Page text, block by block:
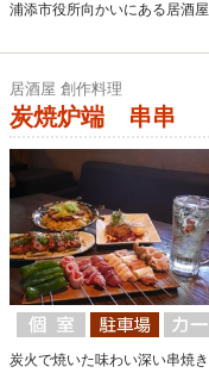
浦添市役所向かいにある居酒
居酒屋 創作料理
炭焼炉端 串串
炭火で焼いた味わい深い串焼